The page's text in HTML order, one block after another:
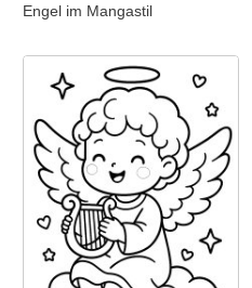
Engel im Mangastil